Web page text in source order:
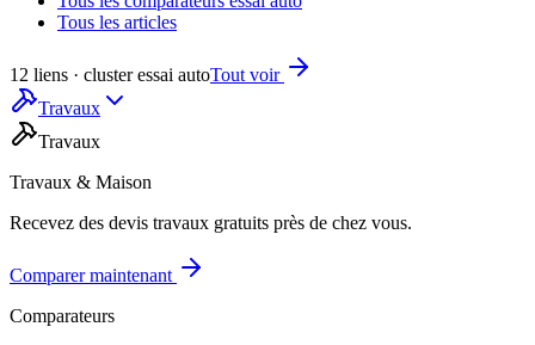
Tous les articles
12 liens · cluster essai autoTout voir
Travaux
Travaux
Travaux & Maison
Recevez des devis travaux gratuits près de chez vous.
Comparer maintenant
Comparateurs